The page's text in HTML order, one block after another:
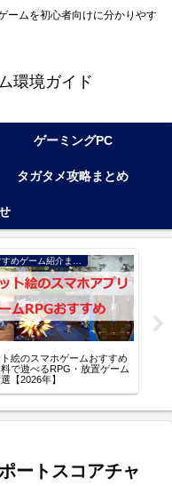
ームを初心者向けに分かりやす
環境ガイド
ゲーミングPC
タガタメ攻略まとめ
ト絵のスマホゲームおすすめ
料で遊べるRPG・放置ゲーム
【2026年】
ートスコアチャ